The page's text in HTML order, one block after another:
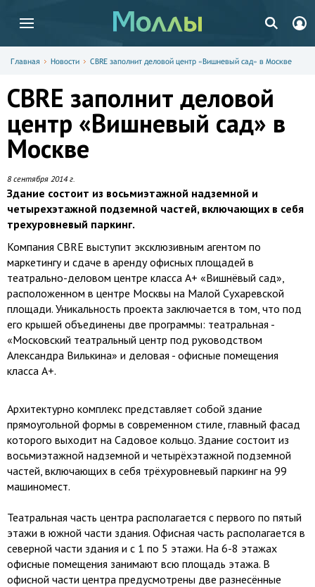
Главная Новости CBRE заполнит деловой центр «Вишневый сад» в Москве
CBRE заполнит деловой
центр «Вишневый сад» в
Москве
8 сентября 2014 г.
Здание состоит из восьмиэтажной надземной и
четырехэтажной подземной частей, включающих в себя
трехуровневый паркинг.
Компания CBRE выступит эксклюзивным агентом по
маркетингу и сдаче в аренду офисных площадей в
театрально-деловом центре класса А+ «Вишнёвый сад»,
расположенном в центре Москвы на Малой Сухаревской
площади. Уникальность проекта заключается в том, что под
его крышей объединены две программы: театральная -
«Московский театральный центр под руководством
Александра Вилькина» и деловая - офисные помещения
класса А+.
Архитектурно комплекс представляет собой здание
прямоугольной формы в современном стиле, главный фасад
которого выходит на Садовое кольцо. Здание состоит из
восьмиэтажной надземной и четырёхэтажной подземной
частей, включающих в себя трёхуровневый паркинг на 99
машиномест.
Театральная часть центра располагается с первого по пятый
этажи в южной части здания. Офисная часть располагается в
северной части здания и с 1 по 5 этажи. На 6-8 этажах
офисные помещения занимают всю площадь этажа. В
офисной части центра предусмотрены две разнесённые